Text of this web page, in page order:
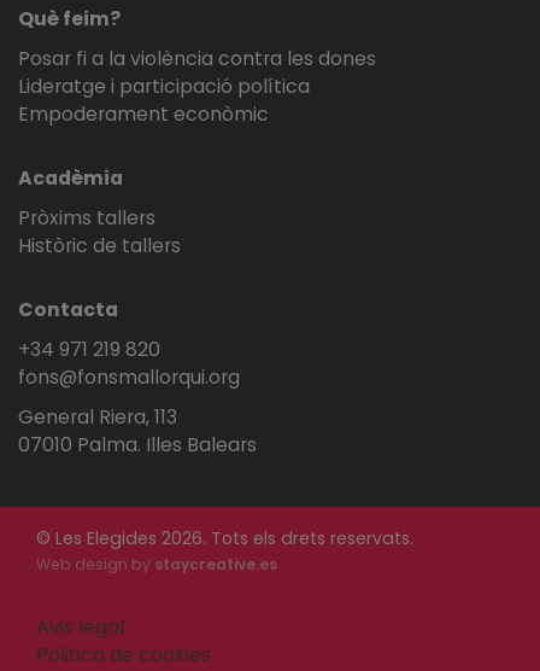
Què feim?
Posar fi a la violència contra les dones
Lideratge i participació política
Empoderament econòmic
Acadèmia
Pròxims tallers
Històric de tallers
Contacta
+34 971 219 820
fons@fonsmallorqui.org
General Riera, 113
07010 Palma. Illes Balears
© Les Elegides 2026. Tots els drets reservats.
Web design by staycreative.es
Avis legal
Politica de cookies